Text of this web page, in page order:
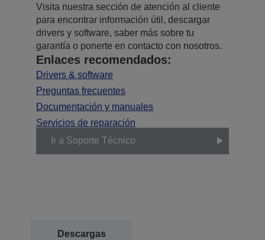
Visita nuestra sección de atención al cliente
para encontrar información útil, descargar
drivers y software, saber más sobre tu
garantía o ponerte en contacto con nosotros.
Enlaces recomendados:
Drivers & software
Preguntas frecuentes
Documentación y manuales
Servicios de reparación
Ir a Soporte Técnico
Descargas